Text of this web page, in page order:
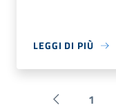
LEGGI DI PIÙ
Pagina 1